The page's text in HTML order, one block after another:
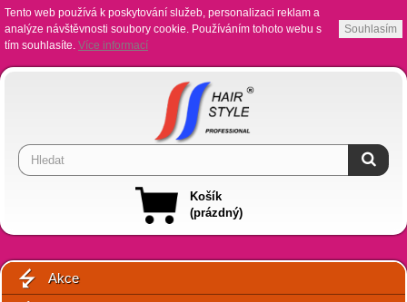
Tento web používá k poskytování služeb, personalizaci reklam a
analýze návštěvnosti soubory cookie. Používáním tohoto webu s
tím souhlasíte. Více informací
Souhlasím
Košík
(prázdný)
Akce